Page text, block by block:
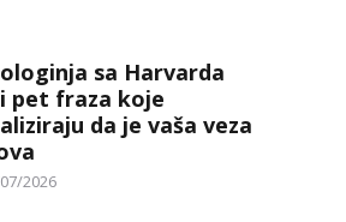
sa Harvarda
pet fraza koje
da je vaša veza
2026